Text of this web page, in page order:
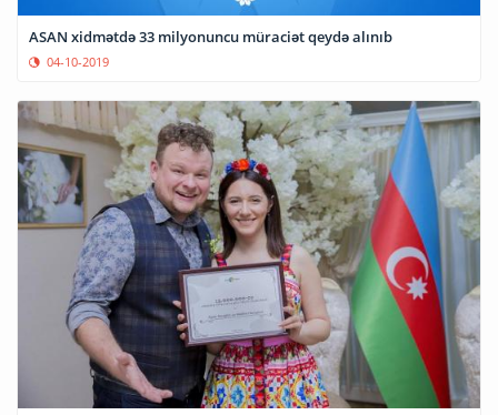
ASAN xidmətdə 33 milyonuncu müraciət qeydə alınıb
04-10-2019